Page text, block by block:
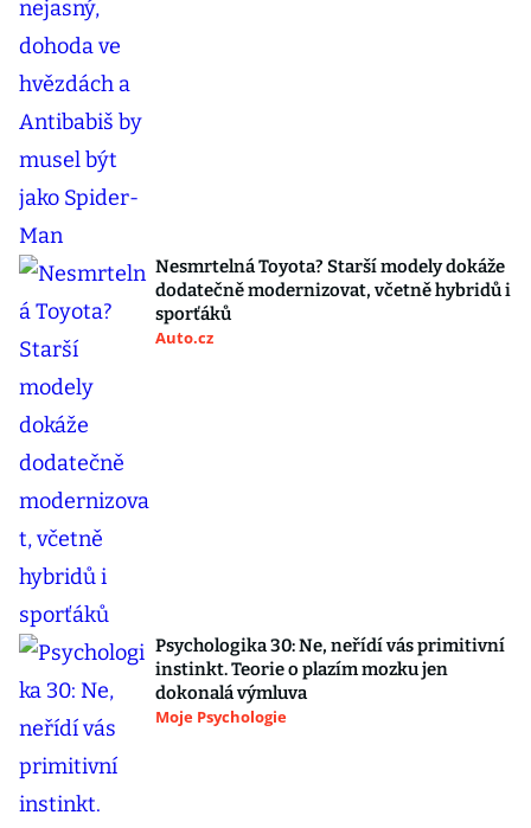
Nesmrtelná Toyota? Starší modely dokáže
dodatečně modernizovat, včetně hybridů i
sporťáků
Auto.cz
Psychologika 30: Ne, neřídí vás primitivní
instinkt. Teorie o plazím mozku jen
dokonalá výmluva
Moje Psychologie